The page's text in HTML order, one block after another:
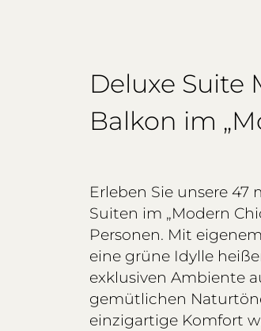
Deluxe Suite
Balkon im
Erleben Sie unsere 47
Suiten im „Modern
Personen. Mit
eine grüne Idylle
exklusiven Ambiente
gemütlichen
einzigartige Komfort